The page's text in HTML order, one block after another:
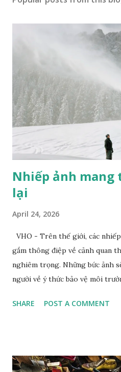
Nhiếp ảnh
lại
April 24, 2026
VHO - Trên thế giới, các
gắm thông điệp về cảnh quan
nghiêm trọng. Những bức ảnh
người về ý thức bảo vệ môi
Dolomites. Ảnh: Zed Nelson/
pastel. Nhiếp ảnh gia đến từ
SHARE POST A COMMENT